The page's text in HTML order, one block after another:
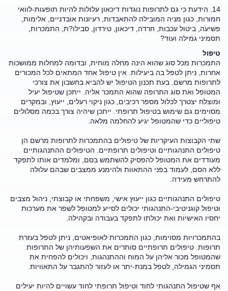
14. הידעת כי גם לתרופות נוגדות דיכאון עלולות להיות תופעות-לוואי
חמורות, כגון מניה המובילה להתאבדות, רעיונות אובדניים, אלימות,
פשיעה, ביטול עכבות, חרדה, דיכאון, טירדון, סבילו?ת, התמכרות,
תסמיני גמילה ועוד?
טיפול
התמכרות מכל סוג שהוא הינה מחלה מוחית, ובדומה למחלות ממושכות
אחרות, ניתן לטפל בה ביעילות. אין טיפול אחד המתאים לכל המכורים
לתרופות מרשם. בעת תכנון הטיפול יש להביא בחשבון את צורכי
המטופל ואת סוג התרופה שהוא התמכר אליה. ייתכן שטיפול יעיל
ומוצלח יצטרך לכלול מספר רכיבים, כגון ניקוי רעלים, ייעוץ, ובמקרים
מסוימים גם שימוש בטיפול תרופתי. ייתכן שיהיה צורך בכמה מסלולים
טיפוליים כדי שהמטופל יגיע להחלמה מלאה.
שתי הקבוצות העיקריות של טיפולים בהתמכרות לתרופות מרשם הן
טיפולים התנהגותיים וטיפולים תרופתיים. הטיפולים ההתנהגותיים
מעודדים את המטופל להפסיק להשתמש בסם, ומלמדים אותו לתפקד
ללא הסם, לעמוד בפני ההתאוות ולהימנע ממצבים שבהם עלולה
להתרחש מעידה.
טיפולים התנהגותיים כגון ייעוץ אישי, משפחתי או קבוצתי, ניהול מצבים
וטיפול קוגניטיבי-התנהגותי יכולים לסייע למטופל לשפר את מערכות
יחסיו האישיות ואת יכולתו לתפקד בעבודה ובקהילה.
בהתמכרויות מסוימות, כגון התמכרות לאופיאטים, ניתן לטפל בעזרת
תרופות. טיפולים תרופתיים סותרים את השפעותיהן של התרופות
שהמטופל מכור אליהן על המוח וההתנהגות, ויכולים להפחית את
תסמיני הגמילה, לטפל במנת-יתר או לעזור להתגבר על התאוויות.
אף שטיפול התנהגותי לחוד וטיפול תרופתי לחוד עשויים להיות יעילים